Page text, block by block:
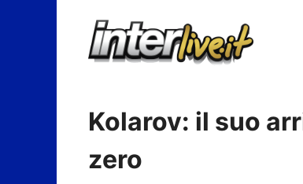
Kolarov: il suo
zero